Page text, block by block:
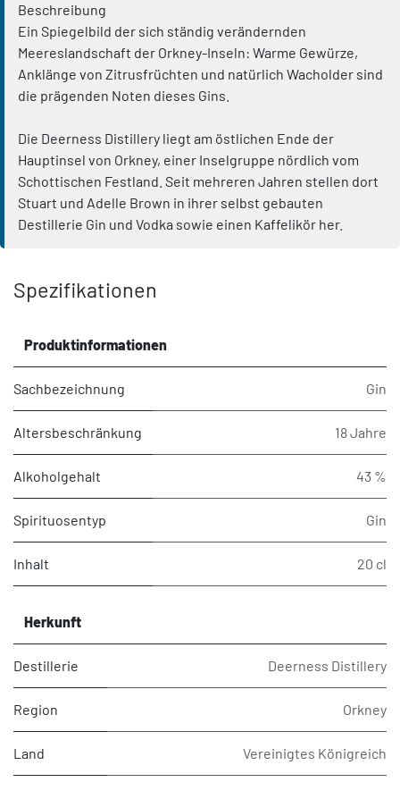
Beschreibung
Ein Spiegelbild der sich ständig verändernden
Meereslandschaft der Orkney-Inseln: Warme Gewürze,
Anklänge von Zitrusfrüchten und natürlich Wacholder sind
die prägenden Noten dieses Gins.
Die Deerness Distillery liegt am östlichen Ende der
Hauptinsel von Orkney, einer Inselgruppe nördlich vom
Schottischen Festland. Seit mehreren Jahren stellen dort
Stuart und Adelle Brown in ihrer selbst gebauten
Destillerie Gin und Vodka sowie einen Kaffelikör her.
Spezifikationen
Produktinformationen
Sachbezeichnung Gin
Altersbeschränkung 18 Jahre
Alkoholgehalt 43 %
Spirituosentyp Gin
Inhalt 20 cl
Herkunft
Destillerie Deerness Distillery
Region Orkney
Land Vereinigtes Königreich